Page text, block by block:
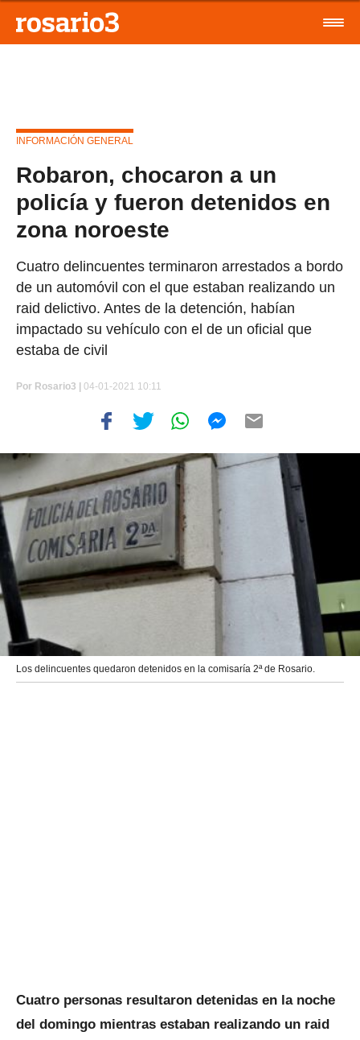
INFORMACIÓN GENERAL
Robaron, chocaron a un
policía y fueron detenidos en
zona noroeste
Cuatro delincuentes terminaron arrestados a bordo
de un automóvil con el que estaban realizando un
raid delictivo. Antes de la detención, habían
impactado su vehículo con el de un oficial que
estaba de civil
Por Rosario3 | 04-01-2021 10:11
Los delincuentes quedaron detenidos en la comisaría 2ª de Rosario.
Cuatro personas resultaron detenidas en la noche
del domingo mientras estaban realizando un raid